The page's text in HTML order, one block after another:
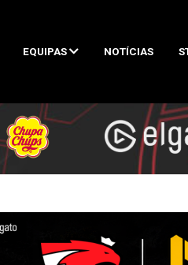
EQUIPAS NOTÍCIAS